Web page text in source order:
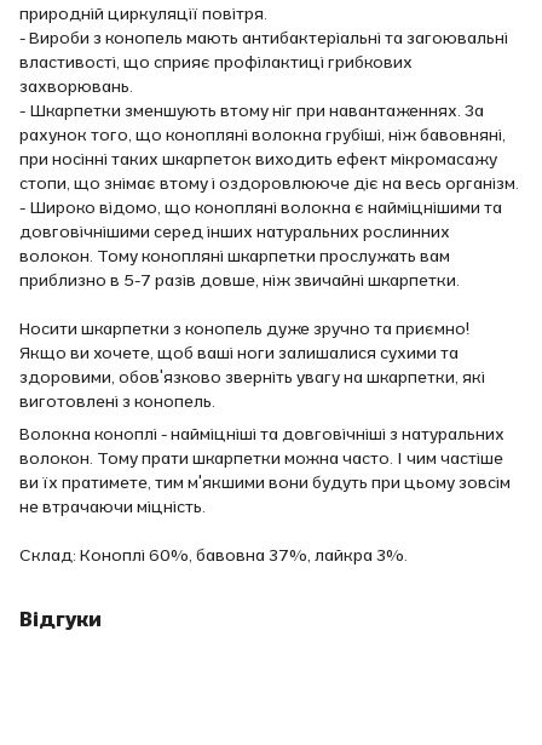
природній циркуляції повітря.
- Вироби з конопель мають антибактеріальні та загоювальні
властивості, що сприяє профілактиці грибкових
захворювань.
- Шкарпетки зменшують втому ніг при навантаженнях. За
рахунок того, що конопляні волокна грубіші, ніж бавовняні,
при носінні таких шкарпеток виходить ефект мікромасажу
стопи, що знімає втому і оздоровлююче діє на весь організм.
- Широко відомо, що конопляні волокна є найміцнішими та
довговічнішими серед інших натуральних рослинних
волокон. Тому конопляні шкарпетки прослужать вам
приблизно в 5-7 разів довше, ніж звичайні шкарпетки.
Носити шкарпетки з конопель дуже зручно та приємно!
Якщо ви хочете, щоб ваші ноги залишалися сухими та
здоровими, обов'язково зверніть увагу на шкарпетки, які
виготовлені з конопель.
Волокна коноплі - найміцніші та довговічніші з натуральних
волокон. Тому прати шкарпетки можна часто. І чим частіше
ви їх пратимете, тим м'якшими вони будуть при цьому зовсім
не втрачаючи міцність.
Склад: Коноплі 60%, бавовна 37%, лайкра 3%.
Відгуки